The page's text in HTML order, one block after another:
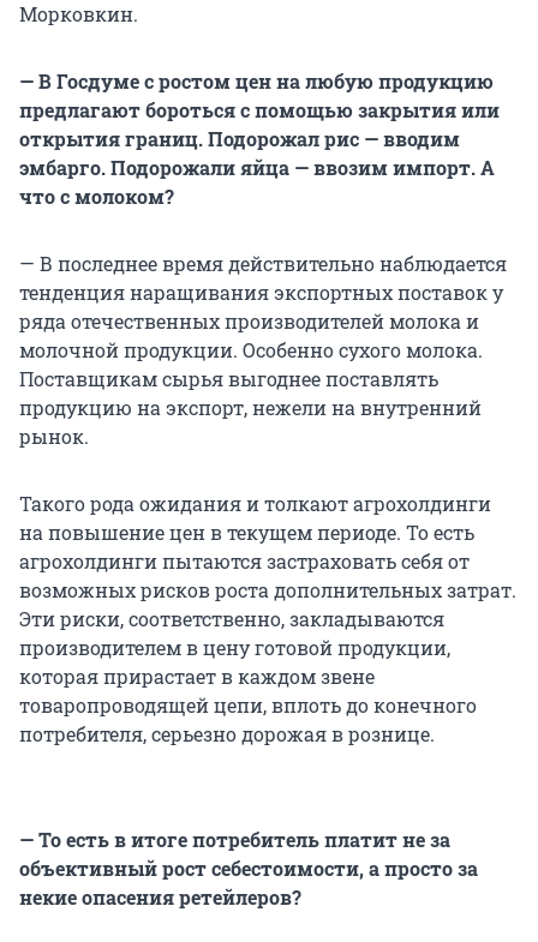
Морковкин.
— В Госдуме с ростом цен на любую продукцию
предлагают бороться с помощью закрытия или
открытия границ. Подорожал рис — вводим
эмбарго. Подорожали яйца — ввозим импорт. А
что с молоком?
— В последнее время действительно наблюдается
тенденция наращивания экспортных поставок у
ряда отечественных производителей молока и
молочной продукции. Особенно сухого молока.
Поставщикам сырья выгоднее поставлять
продукцию на экспорт, нежели на внутренний
рынок.
Такого рода ожидания и толкают агрохолдинги
на повышение цен в текущем периоде. То есть
агрохолдинги пытаются застраховать себя от
возможных рисков роста дополнительных затрат.
Эти риски, соответственно, закладываются
производителем в цену готовой продукции,
которая прирастает в каждом звене
товаропроводящей цепи, вплоть до конечного
потребителя, серьезно дорожая в рознице.
— То есть в итоге потребитель платит не за
объективный рост себестоимости, а просто за
некие опасения ретейлеров?